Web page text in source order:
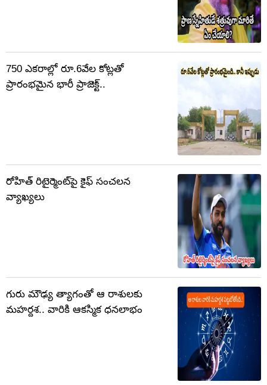
750 ఎకరాల్లో రూ.6వేల కోట్లతో
ప్రారంభమైన భారీ ప్రాజెక్ట్..
రోహిత్ రిటైర్మెంట్‌పై కైఫ్ సంచలన
వ్యాఖ్యలు
గురు మౌఢ్య త్యాగంతో ఆ రాశులకు
మహర్దశ.. వారికి ఆకస్మిక ధనలాభం